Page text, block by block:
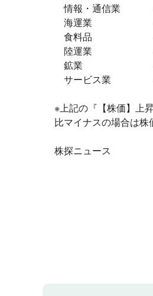
情報・通信業　　 　
海運業　　　　　 　
食料品　　　　　 　
陸運業　　　　　 　
鉱業　　　　　　 　
サービス業　　　 　
※上記の『【株価】上
比マイナスの場合は株